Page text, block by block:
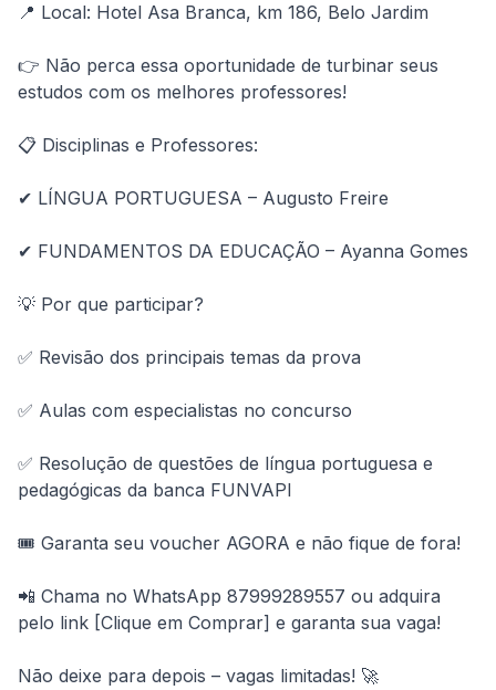
📍 Local: Hotel Asa Branca, km 186, Belo Jardim
👉 Não perca essa oportunidade de turbinar seus
estudos com os melhores professores!
📋 Disciplinas e Professores:
✔ LÍNGUA PORTUGUESA – Augusto Freire
✔ FUNDAMENTOS DA EDUCAÇÃO – Ayanna Gomes
💡 Por que participar?
✅ Revisão dos principais temas da prova
✅ Aulas com especialistas no concurso
✅ Resolução de questões de língua portuguesa e
pedagógicas da banca FUNVAPI
🎟 Garanta seu voucher AGORA e não fique de fora!
📲 Chama no WhatsApp 87999289557 ou adquira
pelo link [Clique em Comprar] e garanta sua vaga!
Não deixe para depois – vagas limitadas! 🚀